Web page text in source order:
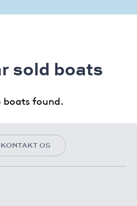
sold boats
boats found.
KONTAKT OS